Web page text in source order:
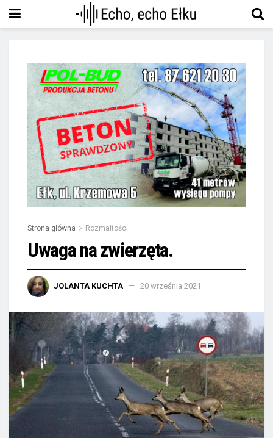
Strona główna Rozmaitości
Uwaga na zwierzęta.
JOLANTA KUCHTA 20 września 2021